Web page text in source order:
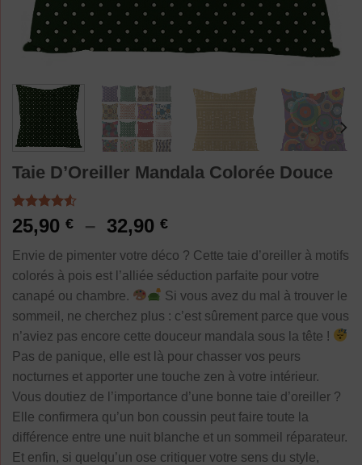
Taie D’Oreiller Mandala Colorée Douce
Noté4.50
sur 5 basé
4
notations
client
25,90 € – 32,90 €Plage
prix :
25,90 €
à
32,90 €
Envie de pimenter votre déco ? Cette taie d’oreiller à motifs
colorés à pois est l’alliée séduction parfaite pour votre
canapé ou chambre.
Si vous avez du mal à trouver le
sommeil, ne cherchez plus : c’est sûrement parce que vous
n’aviez pas encore cette douceur mandala sous la tête !
Pas de panique, elle est là pour chasser vos peurs
nocturnes et apporter une touche zen à votre intérieur.
Vous doutiez de l’importance d’une bonne taie d’oreiller ?
Elle confirmera qu’un bon coussin peut faire toute la
différence entre une nuit blanche et un sommeil réparateur.
Et enfin, si quelqu’un ose critiquer votre sens du style,